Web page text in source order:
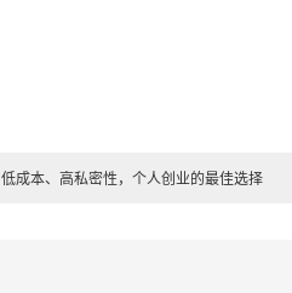
成本、高私密性，个人创业的最佳选择